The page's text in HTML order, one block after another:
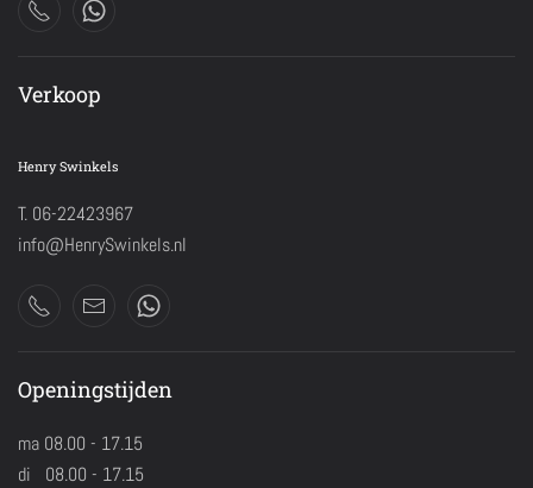
Verkoop
Henry Swinkels
T. 06-22423967
info@HenrySwinkels.nl
Openingstijden
ma 08.00 - 17.15
di 08.00 - 17.15